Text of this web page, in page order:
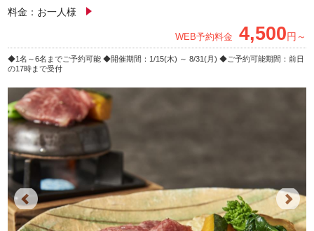
料金：お一人様
WEB予約料金 4,500円～
1名～6名までご予約可能 開催期間：1/15(木) ～ 8/31(月)
ご予約可能期間：前日
の17時まで受付
Previous Next